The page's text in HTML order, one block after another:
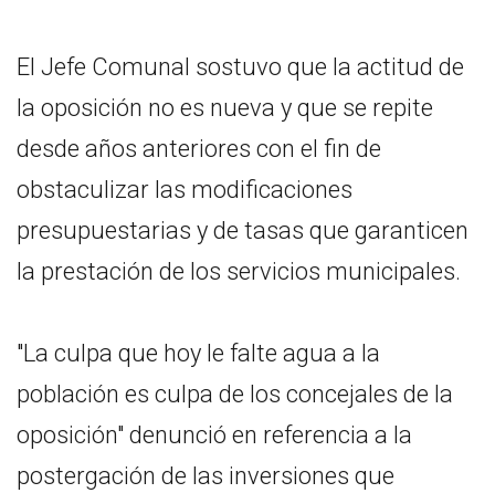
El Jefe Comunal sostuvo que la actitud de
la oposición no es nueva y que se repite
desde años anteriores con el fin de
obstaculizar las modificaciones
presupuestarias y de tasas que garanticen
la prestación de los servicios municipales.
"La culpa que hoy le falte agua a la
población es culpa de los concejales de la
oposición" denunció en referencia a la
postergación de las inversiones que